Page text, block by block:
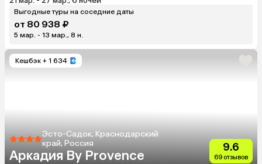
Выгодные туры на соседние даты
от 80 938 ₽
5 мар. - 13 мар., 8 н.
Кешбэк + 1 634
Эсто-Садок, Краснодарский
край, Россия
Аркадия By Provence
9.6
69 отзывов